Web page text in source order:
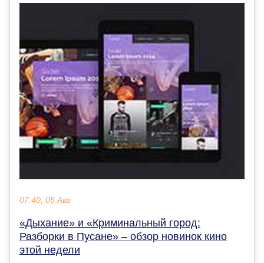
07:40, 05 Авг
«Дыхание» и «Криминальный город:
Разборки в Пусане» – обзор новинок кино
этой недели